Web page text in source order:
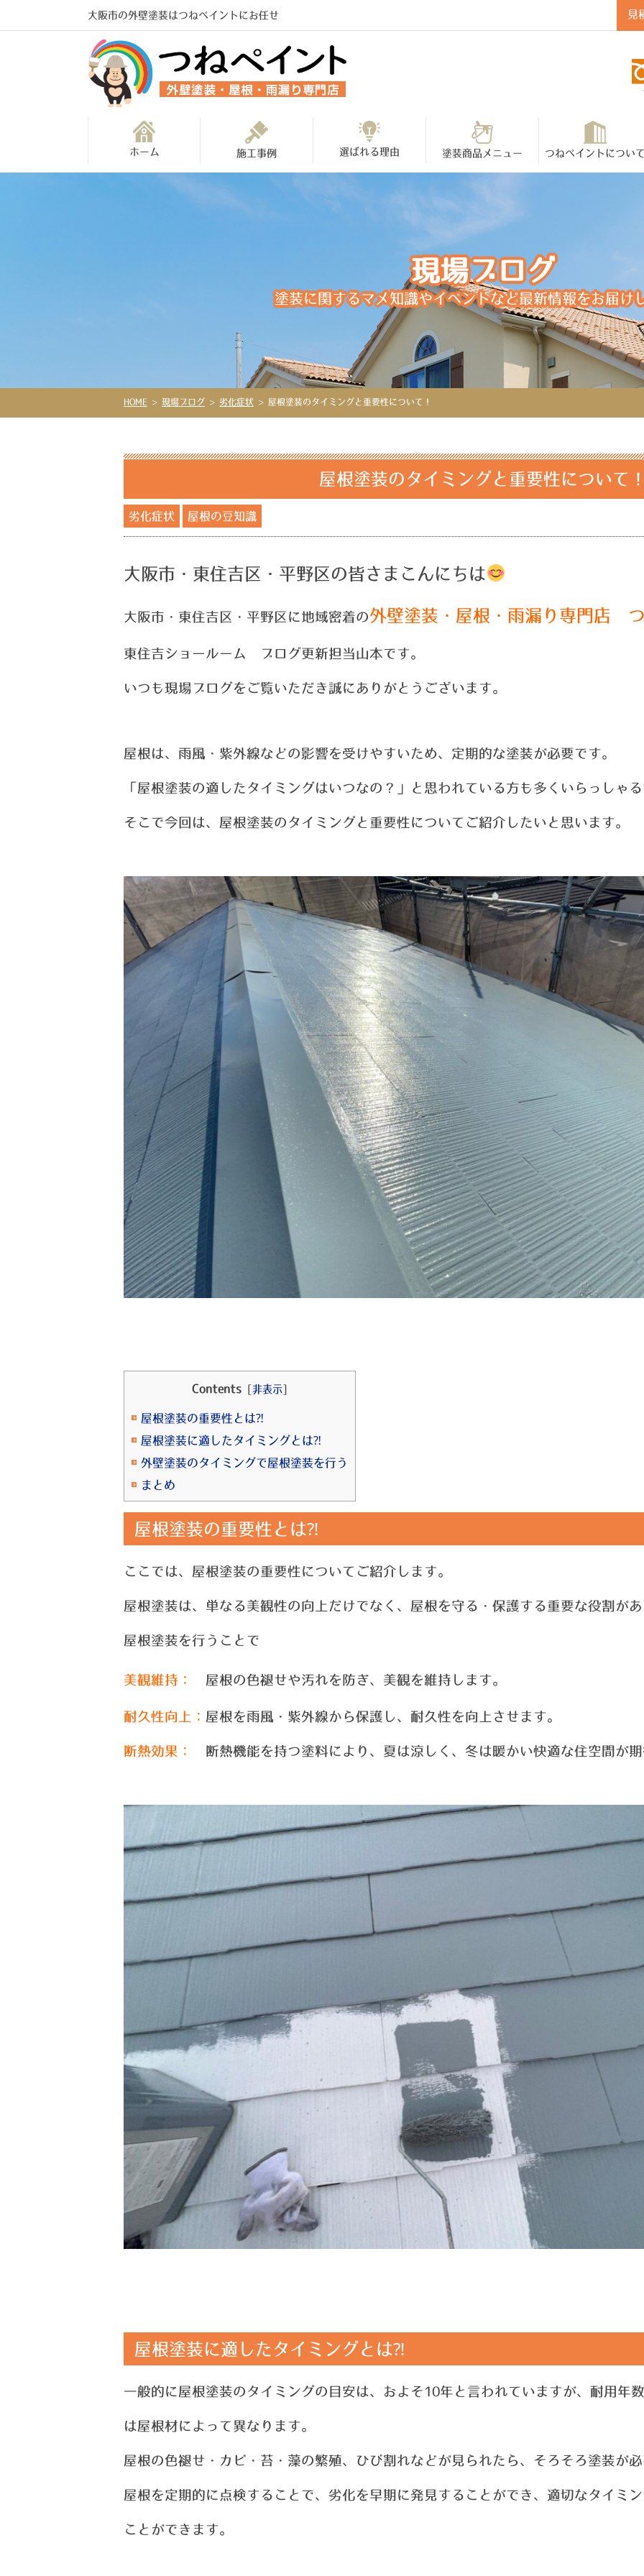
大阪市の外壁塗装はつねペイントにお任せ 見
ホーム 施工事例 選ばれる理由 塗装商品メニュー つねペイントについ
現場ブログ
塗装に関するマメ知識やイベントなど最新情報をお届け
HOME > 現場ブログ > 劣化症状 > 屋根塗装のタイミングと重要性について！
屋根塗装のタイミングと重要性について
劣化症状 屋根の豆知識
大阪市・東住吉区・平野区の皆さまこんにちは
大阪市・東住吉区・平野区に地域密着の外壁塗装・屋根・雨漏り専門店
東住吉ショールーム ブログ更新担当山本です。
いつ も現場ブログをご覧いただき誠にありがとうございます。
屋根は、雨風・紫外線などの影響を受けやすいため、定期的な塗装が必要です。
「屋根塗装の適したタイミングはいつなの？」と思われている方も多くいらっしゃ
そこで今回は、屋根塗装のタイミングと重要性についてご紹介したいと思います。
Contents 非表示
屋根塗装の重要性とは⁈
屋根塗装に適したタイミングとは⁈
外壁塗装のタイミングで屋根塗装を行う
まとめ
屋根塗装の重要性とは⁈
ここでは、屋根塗装の重要性についてご紹介します。
屋根塗装は、単なる美観性の向上だけでなく、屋根を守る・保護する重要な役割が
屋根塗装を行うことで
美観維持： 屋根の色褪せや汚れを防ぎ、美観を維持します。
耐久性向上： 屋根を雨風・紫外線から保護し、耐久性を向上させます。
断熱効果： 断熱機能を持つ塗料により、夏は涼しく、冬は暖かい快適な住空間が
屋根塗装に適したタイミングとは⁈
一般的に屋根塗装のタイミングの目安は、およそ10年と言われていますが、 耐用年
は屋根材によって異なります。
屋根の色褪せ・カビ・苔・藻の繁殖、ひび割れなどが見られたら、そろそろ塗装が
屋根を定期的に点検することで、劣化を早期に発見することができ、適切なタイミ
こ とができます。